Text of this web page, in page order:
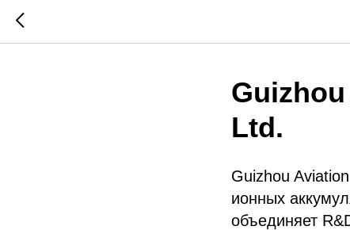
Ltd.
Guizhou
ионных
объединяет